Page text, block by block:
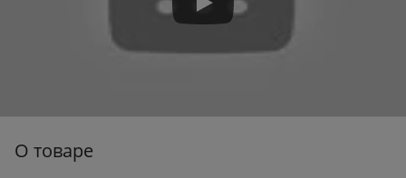
О товаре